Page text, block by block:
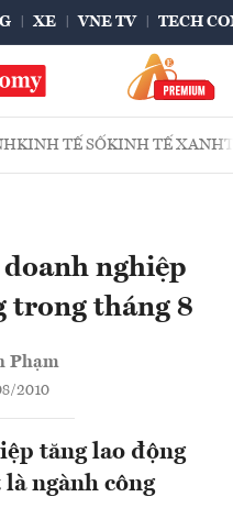
XE VNE TV TECH
KINH TẾ SỐKINH TẾ XANH
nghiệp
trong tháng 8
Phạm
2010
tăng lao động
ngành công